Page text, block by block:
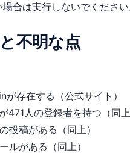
合は実行しないでくださ
不明な点
存在する（公式サイト）
471人の登録者を持つ（同
投稿がある（同上）
ルがある（同上）